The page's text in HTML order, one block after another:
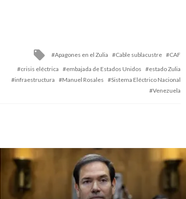
Tagged
with
Apagones en el Zulia Cable sublacustre
CAF
crisis eléctrica
embajada de Estados Unidos
estado Zulia
infraestructura
Manuel Rosales
Sistema Eléctrico Nacional
Venezuela